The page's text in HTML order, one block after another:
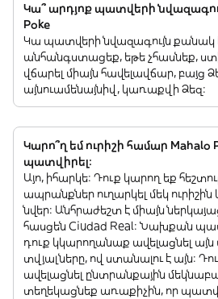
Կա՞ արդյոք պատվերի
Poke
Կա պատվերի նվազագույն քանակ
անհանգստացեք, եթե չհասնեք,
վճարել միայն հավելավճար, բայց
այնուամենայնիվ, կառաքվի Ձեզ:
Կարո՞ղ եմ ուրիշի համար
պատվիրել:
Այո, իհարկե: Դուք կարող եք
ապրանքներ ուղարկել մեկ
նվեր: Անհրաժեշտ է միայն
հասցեն Ciudad Real: Նախքան
դուք կկարողանաք ավելացնել
տվյալները, ով ստանալու է այն:
ավելացնել ընտրանքային
տեղեկացնեք առաքիչին, որ